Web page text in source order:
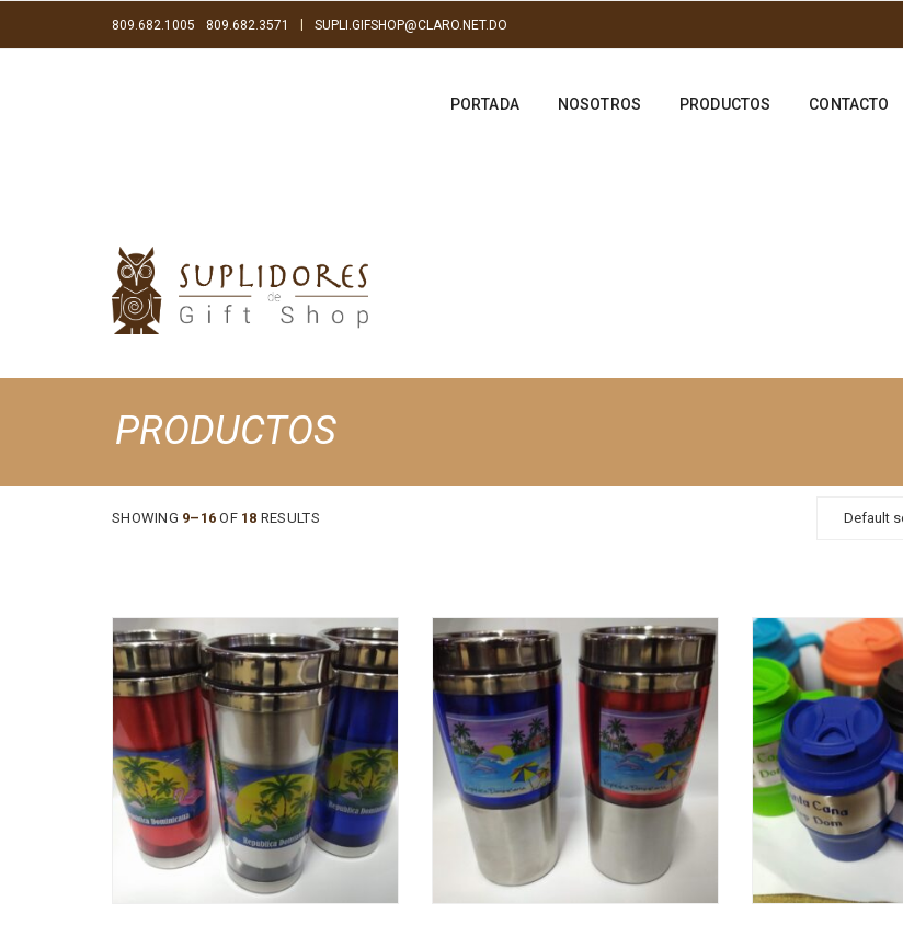
809.682.1005 809.682.3571 SUPLI.GIFSHOP@CLARO.NET.DO
PORTADA NOSOTROS PRODUCTOS CONTACTO
PRODUCTOS
SHOWING 9–16 OF 18 RESULTS